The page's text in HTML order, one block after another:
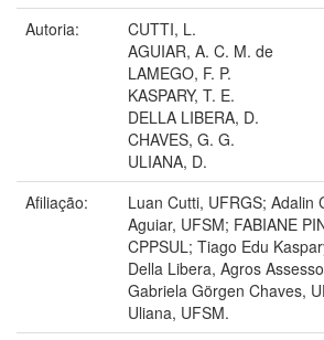
Autoria:
CUTTI, L.
AGUIAR, A. C. M. de
LAMEGO, F. P.
KASPARY, T. E.
DELLA LIBERA, D.
CHAVES, G. G.
ULIANA, D.
Afiliação:
Luan Cutti, UFRGS; Adalin
Aguiar, UFSM; FABIANE
CPPSUL; Tiago Edu
Della Libera, Agros
Gabriela Görgen Chaves,
Uliana, UFSM.